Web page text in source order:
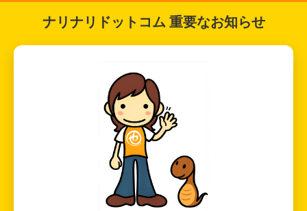
ナリナリドットコム 重要なお知らせ